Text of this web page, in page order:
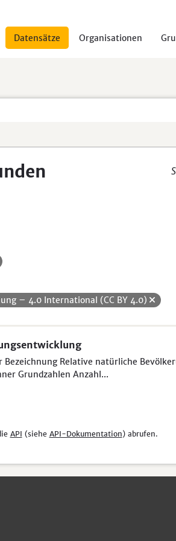
Datensätze Organisationen
– 4.0 International (CC BY 4.0)
Bezeichnung Relative natürliche
Grundzahlen Anzahl...
API (siehe API-Dokumentation) abrufen.